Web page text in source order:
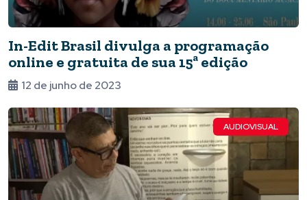
In-Edit Brasil divulga a programação
online e gratuita de sua 15ª edição
12 de junho de 2023
AUDIOVISUAL